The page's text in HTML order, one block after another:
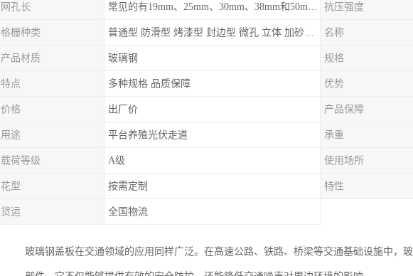
网孔长 常见的有19mm、25mm、30mm、38mm和50mm等 抗压强度
格栅种类 普通型 防滑型 ‌烤漆型 封边型 ‌微孔 立体 加砂覆面型 平面型 名称
产品材质 玻璃钢 规格
特点 多种规格 品质保障 优势
价格 出厂价 产品保障
用途 平台养殖光伏走道 承重
载荷等级 A级 使用场所
花型 按需定制 特性
货运 全国物流
玻璃钢盖板在交通领域的应用同样广泛。在高速公路、铁路、桥梁等交通基础设施中，